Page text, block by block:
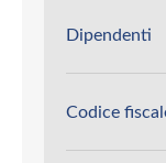
Dipendenti
Codice